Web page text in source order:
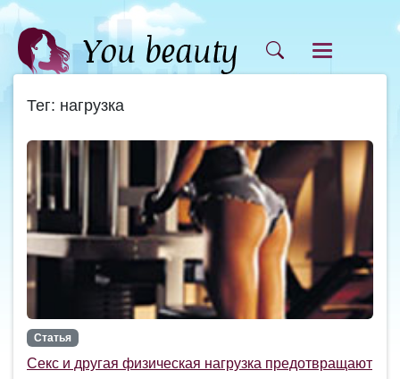
Тег: нагрузка
Статья
Секс и другая физическая нагрузка предотвращают